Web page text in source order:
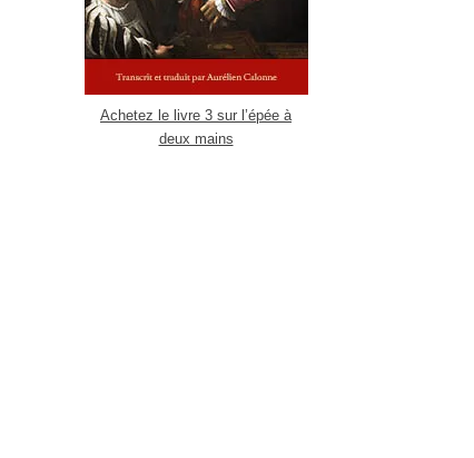
Achetez le livre 3 sur l’épée à
deux mains